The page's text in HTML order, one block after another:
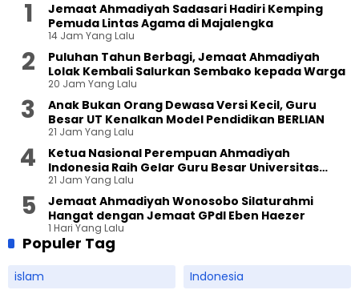
Jemaat Ahmadiyah Sadasari Hadiri Kemping
Pemuda Lintas Agama di Majalengka
14 Jam Yang Lalu
Puluhan Tahun Berbagi, Jemaat Ahmadiyah
Lolak Kembali Salurkan Sembako kepada Warga
20 Jam Yang Lalu
Anak Bukan Orang Dewasa Versi Kecil, Guru
Besar UT Kenalkan Model Pendidikan BERLIAN
21 Jam Yang Lalu
Ketua Nasional Perempuan Ahmadiyah
Indonesia Raih Gelar Guru Besar Universitas
Terbuka
21 Jam Yang Lalu
Jemaat Ahmadiyah Wonosobo Silaturahmi
Hangat dengan Jemaat GPdI Eben Haezer
1 Hari Yang Lalu
Populer Tag
islam
Indonesia